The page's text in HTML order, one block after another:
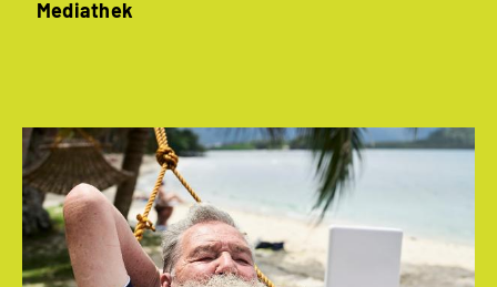
Mediathek